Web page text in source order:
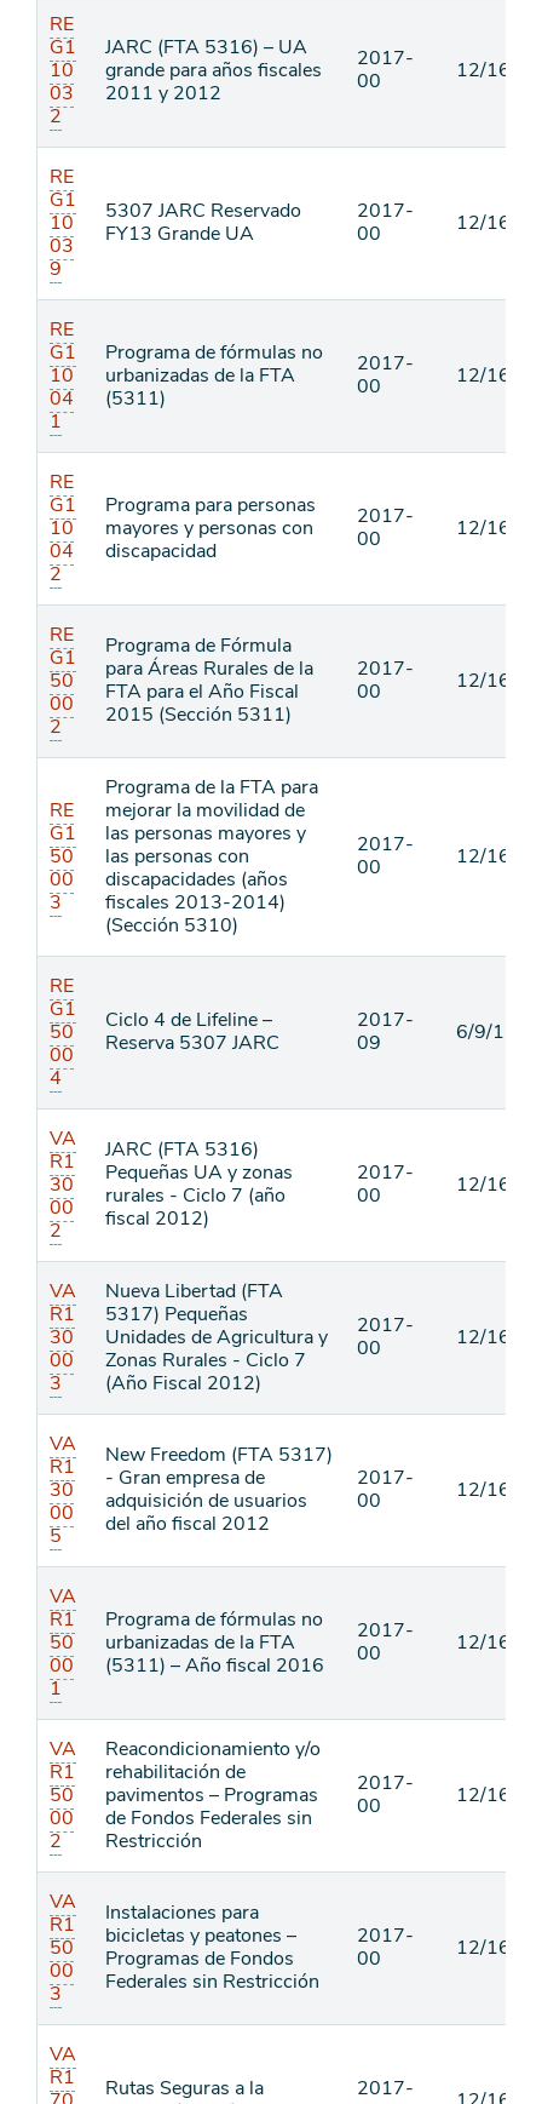
RE
G1
10
03
2
JARC (FTA 5316) – UA
grande para años fiscales
2011 y 2012
2017-
00
12/16/16
RE
G1
10
03
9
5307 JARC Reservado
FY13 Grande UA
2017-
00
12/16/16
RE
G1
10
04
1
Programa de fórmulas no
urbanizadas de la FTA
(5311)
2017-
00
12/16/16
RE
G1
10
04
2
Programa para personas
mayores y personas con
discapacidad
2017-
00
12/16/16
RE
G1
50
00
2
Programa de Fórmula
para Áreas Rurales de la
FTA para el Año Fiscal
2015 (Sección 5311)
2017-
00
12/16/16
RE
G1
50
00
3
Programa de la FTA para
mejorar la movilidad de
las personas mayores y
las personas con
discapacidades (años
fiscales 2013-2014)
(Sección 5310)
2017-
00
12/16/16
RE
G1
50
00
4
Ciclo 4 de Lifeline –
Reserva 5307 JARC
2017-
09
6/9/17
VA
R1
30
00
2
JARC (FTA 5316)
Pequeñas UA y zonas
rurales - Ciclo 7 (año
fiscal 2012)
2017-
00
12/16/16
VA
R1
30
00
3
Nueva Libertad (FTA
5317) Pequeñas
Unidades de Agricultura y
Zonas Rurales - Ciclo 7
(Año Fiscal 2012)
2017-
00
12/16/16
VA
R1
30
00
5
New Freedom (FTA 5317)
- Gran empresa de
adquisición de usuarios
del año fiscal 2012
2017-
00
12/16/16
VA
R1
50
00
1
Programa de fórmulas no
urbanizadas de la FTA
(5311) – Año fiscal 2016
2017-
00
12/16/16
VA
R1
50
00
2
Reacondicionamiento y/o
rehabilitación de
pavimentos – Programas
de Fondos Federales sin
Restricción
2017-
00
12/16/16
VA
R1
50
00
3
Instalaciones para
bicicletas y peatones –
Programas de Fondos
Federales sin Restricción
2017-
00
12/16/16
VA
R1
Rutas Seguras a la
2017-